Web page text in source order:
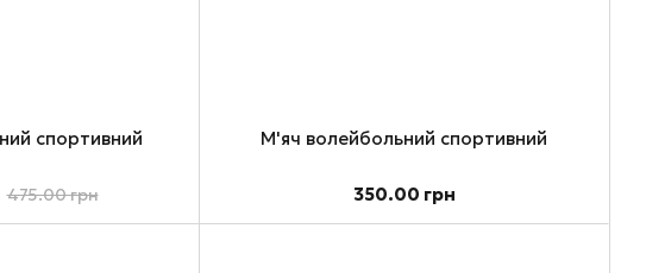
спортивний
475.00 грн
М'яч волейбольний спортивний
350.00 грн